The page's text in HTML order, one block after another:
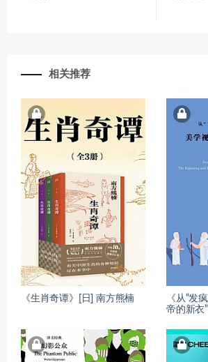
相关推荐
《生肖奇谭》[日] 南方熊楠
《从“发
帝的新衣